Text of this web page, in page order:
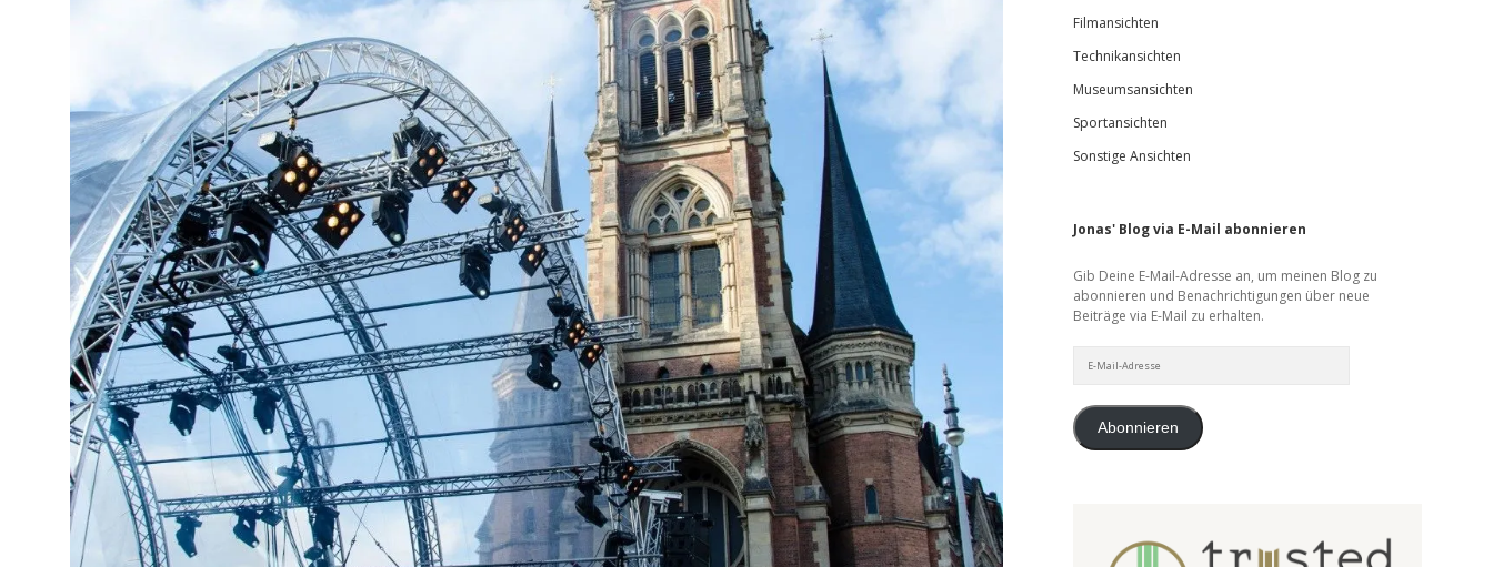
Filmansichten
Technikansichten
Museumsansichten
Sportansichten
Sonstige Ansichten
Jonas' Blog via E-Mail abonnieren
Gib Deine E-Mail-Adresse an, um meinen Blog zu
abonnieren und Benachrichtigungen über neue
Beiträge via E-Mail zu erhalten.
Mail-
Abonnieren